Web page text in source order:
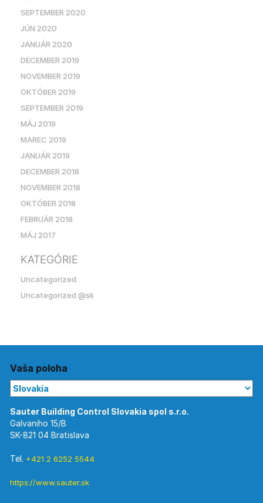
SEPTEMBER 2020
JÚN 2020
JANUÁR 2020
DECEMBER 2019
NOVEMBER 2019
OKTÓBER 2019
SEPTEMBER 2019
MÁJ 2019
MAREC 2019
JANUÁR 2019
DECEMBER 2018
NOVEMBER 2018
OKTÓBER 2018
FEBRUÁR 2018
MÁJ 2017
KATEGÓRIE
Uncategorized
Uncategorized @sk
Vaša poloha
Galvaniho 15/B
SK-821 04 Bratislava
Tel. +421 2 6252 5544
https://www.sauter.sk